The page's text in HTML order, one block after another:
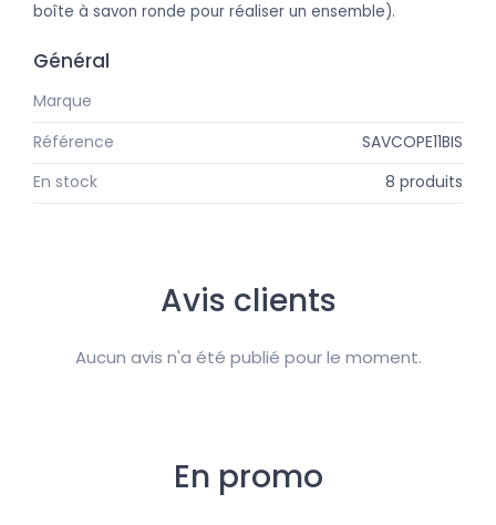
boîte à savon ronde pour réaliser un ensemble).
Général
Marque
Référence
SAVCOPE11BIS
En stock
8 produits
Avis clients
Aucun avis n'a été publié pour le moment.
En promo